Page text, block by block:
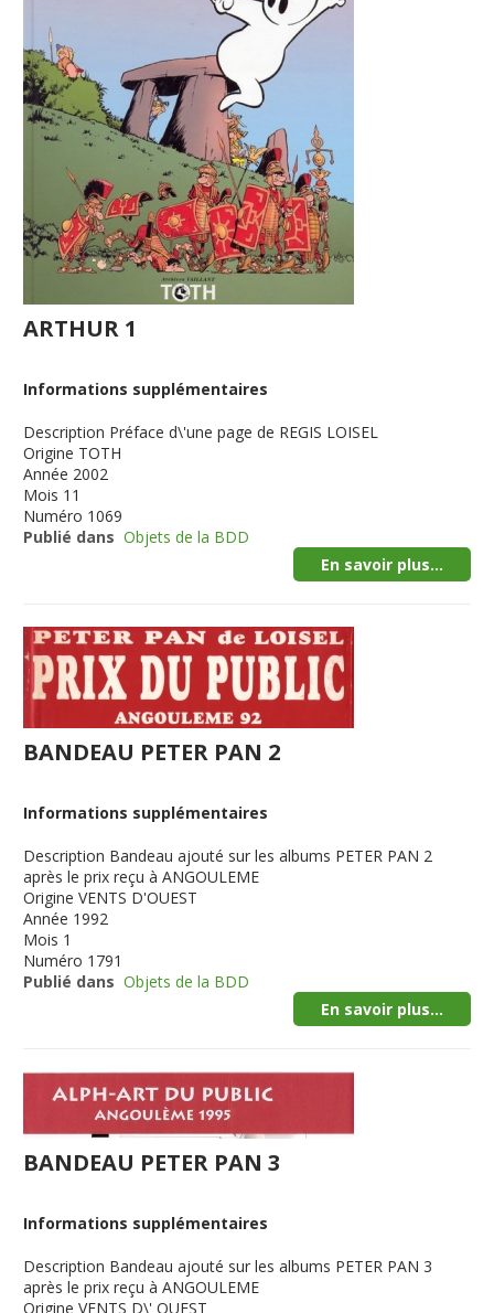
ARTHUR 1
Informations supplémentaires
Description Préface d\'une page de REGIS LOISEL
Origine TOTH
Année 2002
Mois 11
Numéro 1069
Publié dans Objets de la BDD
En savoir plus...
BANDEAU PETER PAN 2
Informations supplémentaires
Description Bandeau ajouté sur les albums PETER PAN 2
après le prix reçu à ANGOULEME
Origine VENTS D'OUEST
Année 1992
Mois 1
Numéro 1791
Publié dans Objets de la BDD
En savoir plus...
BANDEAU PETER PAN 3
Informations supplémentaires
Description Bandeau ajouté sur les albums PETER PAN 3
après le prix reçu à ANGOULEME
Origine VENTS D\' OUEST